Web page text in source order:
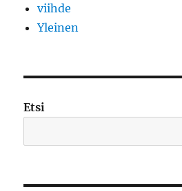
viihde
Yleinen
Etsi